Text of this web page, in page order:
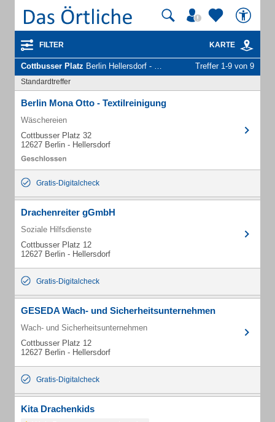
FILTER KARTE
Cottbusser Platz Berlin Hellersdorf - Unternehmen und Personen Treffer 1-9 von 9
Standardtreffer
Berlin Mona Otto - Textilreinigung
Wäschereien
Cottbusser Platz 32
12627 Berlin - Hellersdorf
Gratis-Digitalcheck
Drachenreiter gGmbH
Soziale Hilfsdienste
Cottbusser Platz 12
12627 Berlin - Hellersdorf
Gratis-Digitalcheck
GESEDA Wach- und Sicherheitsunternehmen
Wach- und Sicherheitsunternehmen
Cottbusser Platz 12
12627 Berlin - Hellersdorf
Gratis-Digitalcheck
Kita Drachenkids